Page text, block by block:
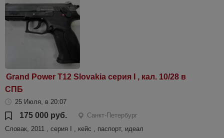
Grand Power T12 Slovakia серия I , кал. 10/28 в
СПБ
25 Июля, в 20:07
175 000 руб.
Санкт-Петербург
Словак, 2011 , серия I , кейс , паспорт, идеал